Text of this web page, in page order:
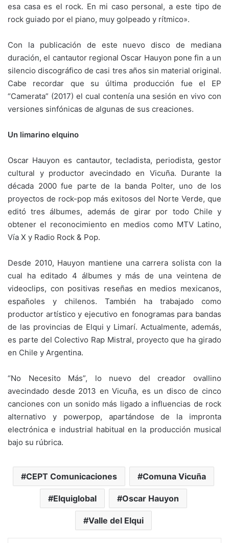
esa casa es el rock. En mi caso personal, a este tipo de
rock guiado por el piano, muy golpeado y rítmico».
Con la publicación de este nuevo disco de mediana
duración, el cantautor regional Oscar Hauyon pone fin a un
silencio discográfico de casi tres años sin material original.
Cabe recordar que su última producción fue el EP
“Camerata” (2017) el cual contenía una sesión en vivo con
versiones sinfónicas de algunas de sus creaciones.
Un limarino elquino
Oscar Hauyon es cantautor, tecladista, periodista, gestor
cultural y productor avecindado en Vicuña. Durante la
década 2000 fue parte de la banda Polter, uno de los
proyectos de rock-pop más exitosos del Norte Verde, que
editó tres álbumes, además de girar por todo Chile y
obtener el reconocimiento en medios como MTV Latino,
Vía X y Radio Rock & Pop.
Desde 2010, Hauyon mantiene una carrera solista con la
cual ha editado 4 álbumes y más de una veintena de
videoclips, con positivas reseñas en medios mexicanos,
españoles y chilenos. También ha trabajado como
productor artístico y ejecutivo en fonogramas para bandas
de las provincias de Elqui y Limarí. Actualmente, además,
es parte del Colectivo Rap Mistral, proyecto que ha girado
en Chile y Argentina.
“No Necesito Más”, lo nuevo del creador ovallino
avecindado desde 2013 en Vicuña, es un disco de cinco
canciones con un sonido más ligado a influencias de rock
alternativo y powerpop, apartándose de la impronta
electrónica e industrial habitual en la producción musical
bajo su rúbrica.
CEPT Comunicaciones Comuna Vicuña
Elquiglobal Oscar Hauyon
Valle del Elqui